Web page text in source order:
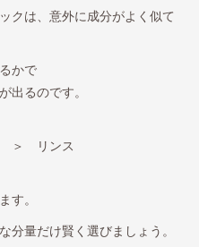
クは、意外に成分がよく似て
かで
出るのです。
＞ リンス
す。
分量だけ賢く選びましょう。